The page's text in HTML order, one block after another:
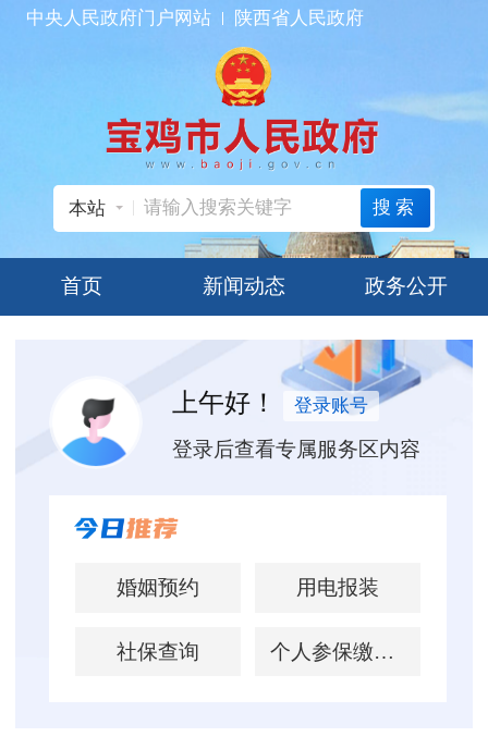
中央人民政府门户网站 陕西省人民政府
本站 搜索
首页 新闻动态 政务公开
上午好！ 登录账号
登录后查看专属服务区内容
婚姻预约 用电报装
社保查询 个人参保缴费证明打印